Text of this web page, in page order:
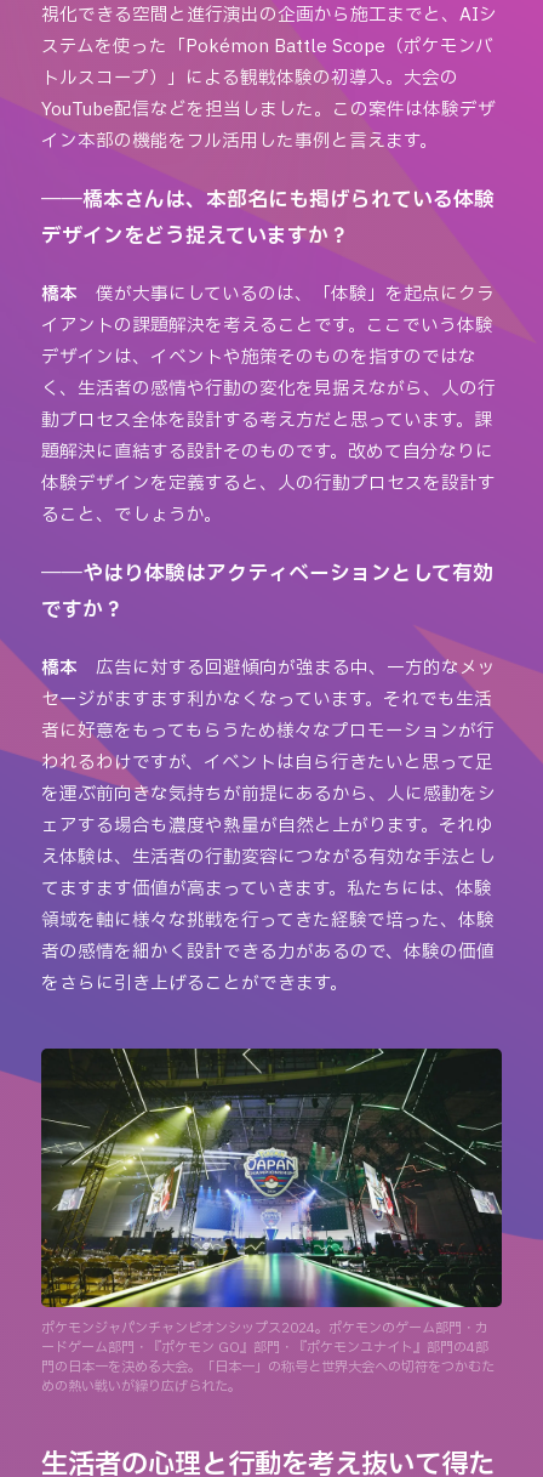
視化できる空間と進行演出の企画から施工までと、AIシ
ステムを使った「Pokémon Battle Scope（ポケモンバ
トルスコープ）」による観戦体験の初導入。大会の
YouTube配信などを担当しました。この案件は体験デザ
イン本部の機能をフル活用した事例と言えます。
――橋本さんは、本部名にも掲げられている体験
デザインをどう捉えていますか？
橋本
僕が大事にしているのは、「体験」を起点にクラ
イアントの課題解決を考えることです。ここでいう体験
デザインは、イベントや施策そのものを指すのではな
く、生活者の感情や行動の変化を見据えながら、人の行
動プロセス全体を設計する考え方だと思っています。課
題解決に直結する設計そのものです。改めて自分なりに
体験デザインを定義すると、人の行動プロセスを設計す
ること、でしょうか。
――やはり体験はアクティベーションとして有効
ですか？
橋本
広告に対する回避傾向が強まる中、一方的なメッ
セージがますます利かなくなっています。それでも生活
者に好意をもってもらうため様々なプロモーションが行
われるわけですが、イベントは自ら行きたいと思って足
を運ぶ前向きな気持ちが前提にあるから、人に感動をシ
ェアする場合も濃度や熱量が自然と上がります。それゆ
え体験は、生活者の行動変容につながる有効な手法とし
てますます価値が高まっていきます。私たちには、体験
領域を軸に様々な挑戦を行ってきた経験で培った、体験
者の感情を細かく設計できる力があるので、体験の価値
をさらに引き上げることができます。
ポケモンジャパンチャンピオンシップス2024。ポケモンのゲーム部門・カ
ードゲーム部門・『ポケモン GO』部門・『ポケモンユナイト』部門の4部
門の日本一を決める大会。「日本一」の称号と世界大会への切符をつかむた
めの熱い戦いが繰り広げられた。
生活者の心理と行動を考え抜いて得た